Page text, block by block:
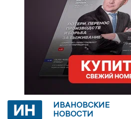
ИВАНОВСКИЕ
НОВОСТИ